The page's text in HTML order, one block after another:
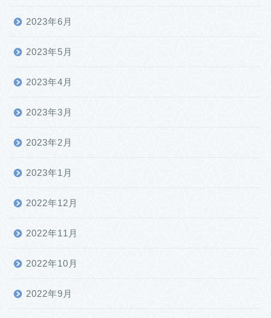
2023年6月
2023年5月
2023年4月
2023年3月
2023年2月
2023年1月
2022年12月
2022年11月
2022年10月
2022年9月